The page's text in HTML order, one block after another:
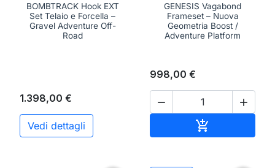
BOMBTRACK Hook EXT
Set Telaio e Forcella –
Gravel Adventure Off-
Road
1.398,00 €
Vedi dettagli
GENESIS Vagabond
Frameset – Nuova
Geometria Boost /
Adventure Platform
998,00 €
 
